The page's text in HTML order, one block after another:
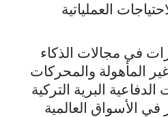
العملياتية
في مجالات الذكاء
المأهولة والمحركات
الدفاعية البرية التركية
الأسواق العالمية